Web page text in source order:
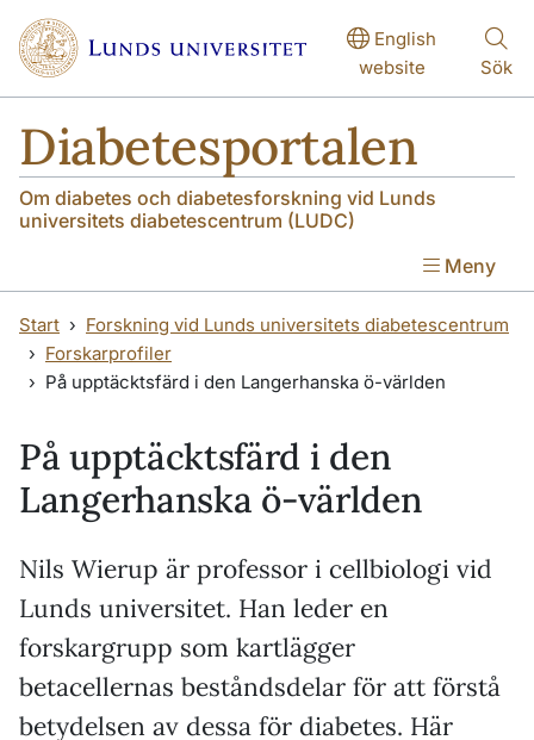
Hoppa till huvudinnehåll
Hoppa till huvudinnehåll
English
website
Sök
Diabetesportalen
Om diabetes och diabetesforskning vid Lunds
universitets diabetescentrum (LUDC)
Meny
Start
Forskning vid Lunds universitets diabetescentrum
Forskarprofiler
På upptäcktsfärd i den Langerhanska ö-världen
På upptäcktsfärd i den
Langerhanska ö-världen
Nils Wierup är professor i cellbiologi vid
Lunds universitet. Han leder en
forskargrupp som kartlägger
betacellernas beståndsdelar för att förstå
betydelsen av dessa för diabetes. Här